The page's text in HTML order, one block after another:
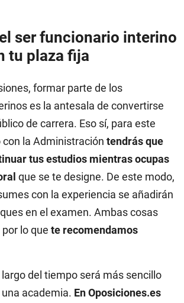
ser funcionario interino
tu plaza fija
formar parte de los
es la antesala de convertirse
de carrera. Eso sí, para este
la Administración tendrás que
tus estudios mientras ocupas
que se te designe. De este modo,
con la experiencia se añadirán
en el examen. Ambas cosas
lo que te recomendamos
del tiempo será más sencillo
academia. En Oposiciones.es